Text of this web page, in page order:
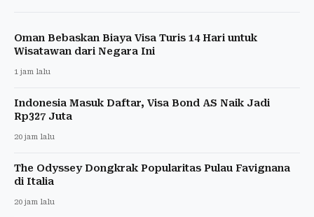
Oman Bebaskan Biaya Visa Turis 14 Hari untuk
Wisatawan dari Negara Ini
1 jam lalu
Indonesia Masuk Daftar, Visa Bond AS Naik Jadi
Rp327 Juta
20 jam lalu
The Odyssey Dongkrak Popularitas Pulau Favignana
di Italia
20 jam lalu